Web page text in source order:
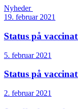
Nyheder
19. februar 2021
Status på
5. februar 2021
Status på
2. februar 2021